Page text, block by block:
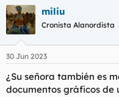
miliu
Cronista Alanordista
30 Jun 2023
¿Su señora también es
documentos gráficos de